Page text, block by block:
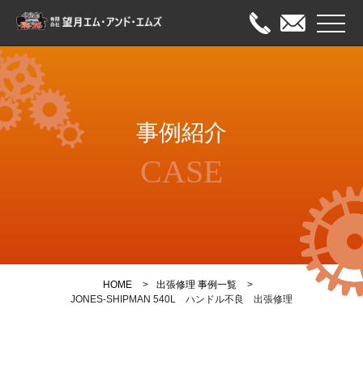
メニ
HOME
出張修理
オーバーホール
事例紹介
会社案内
事例紹介
CASE
HOME
出張修理 事例一覧
JONES-SHIPMAN 540L ハンドル不良 出張修理